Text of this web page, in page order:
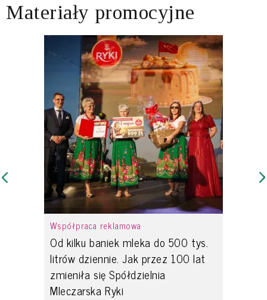
Materiały promocyjne
Współpraca reklamowa
Od kilku baniek mleka do 500 tys.
litrów dziennie. Jak przez 100 lat
zmieniła się Spółdzielnia
Mleczarska Ryki